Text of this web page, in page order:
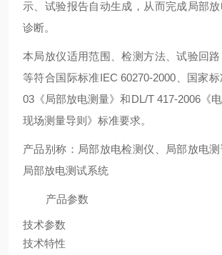
示、试验报告自动生成，从而完成局部
诊断。
本局放仪适用范围、检测方法、试验回
等符合国际标准IEC 60270-2000、国家
03《局部放电测量》和DL/T 417-2006《
现场测量导则》标准要求。
产品别称：局部放电检测仪、局部放电测
局部放电测试系统
产品参数
技术参数
技术特性